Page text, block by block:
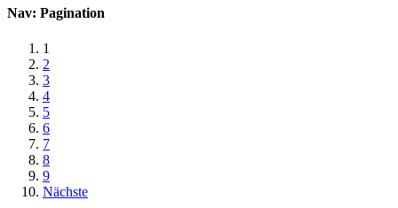
Nav: Pagination
1
2
3
4
5
6
7
8
9
Nächste